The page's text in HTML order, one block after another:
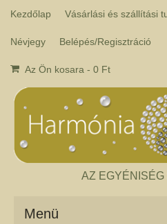
Kezdőlap Vásárlási és szállítási
Névjegy Belépés/Regisztráció
Az Ön kosara - 0 Ft
AZ
Menü